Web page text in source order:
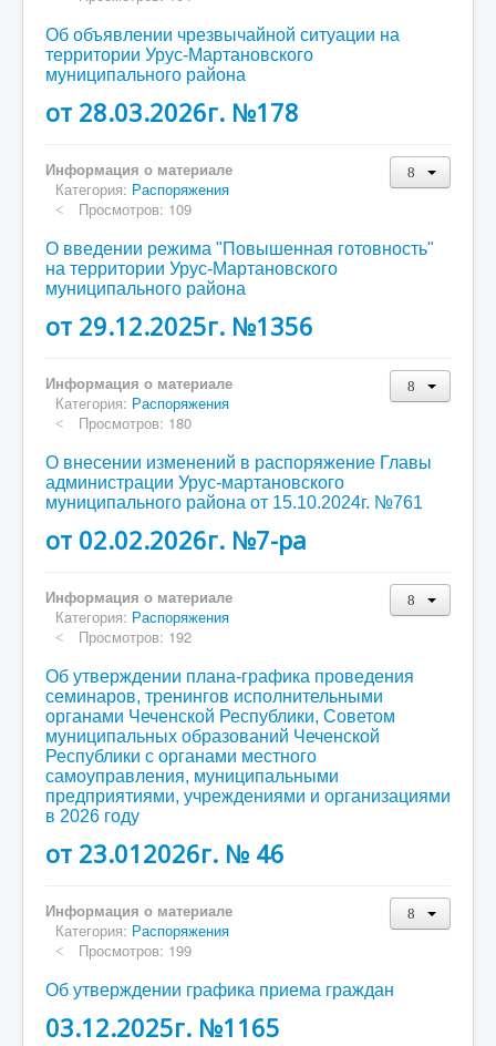
Об объявлении чрезвычайной ситуации на
территории Урус-Мартановского
муниципального района
от 28.03.2026г. №178
Информация о материале
Категория: Распоряжения
Просмотров: 109
О введении режима "Повышенная готовность"
на территории Урус-Мартановского
муниципального района
от 29.12.2025г. №1356
Информация о материале
Категория: Распоряжения
Просмотров: 180
О внесении изменений в распоряжение Главы
администрации Урус-мартановского
муниципального района от 15.10.2024г. №761
от 02.02.2026г. №7-ра
Информация о материале
Категория: Распоряжения
Просмотров: 192
Об утверждении плана-графика проведения
семинаров, тренингов исполнительными
органами Чеченской Республики, Советом
муниципальных образований Чеченской
Республики с органами местного
самоуправления, муниципальными
предприятиями, учреждениями и организациями
в 2026 году
от 23.012026г. № 46
Информация о материале
Категория: Распоряжения
Просмотров: 199
Об утверждении графика приема граждан
03.12.2025г. №1165